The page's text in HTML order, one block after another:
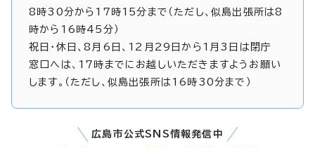
8時30分から17時15分まで（ただし、似島出張所は8
時から16時45分）
祝日・休日、8月6日、12月29日から1月3日は閉庁
窓口へは、17時までにお越しいただきますようお願い
します。（ただし、似島出張所は16時30分まで）
広島市公式SNS情報発信中